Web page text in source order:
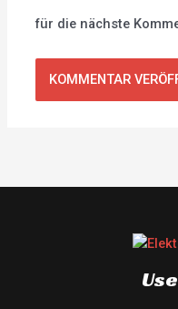
für die nächste